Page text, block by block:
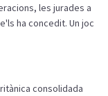
, les jurades a
ha concedit. Un joc
consolidada